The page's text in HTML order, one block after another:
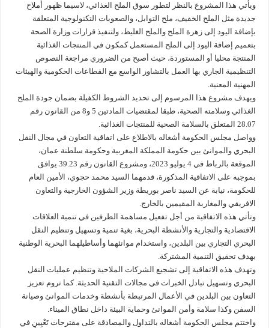
ويأتي هذا المشروع بالنظر لتطور سوق الملح الغذائي، لاسيما ظهور أملاح
جديدة مثل الملح الخفيف، ملح التوابل، والصعوبات التكنولوجية المتعلقة
بإضافة اليود إلى زهرة الملح والملح الغليظ، ولتنفيذ قرارات وزارة الصحة
بتعميم إضافة اليود إلى الملح المستعمل كمكون في المنتجات الغذائية
المنتجة محليا أو المستوردة، حيث أصبح من الضروري مراجعة النصوص
التنظيمية الجاري بها العمل بالتشاور الواسع مع القطاعات الحكومية والهيئات
المهنية المعنية.
ويهدف مشروع هذا المرسوم إلى تحديد الشروط الكفيلة بضمان جودة الملح
الغذائي وسلامته الصحية، طبقا لمقتضيات المادتين 5 و8 من القانون رقم
28.07 المتعلق بالسلامة الصحية للمنتجات الغذائية.
وواصل مجلس الحكومة أشغاله بالاطلاع على اتفاقية التعاون في مجال النقل
البحري والموانئ بين حكومة المملكة المغربية وحكومة سلطنة عمان،
الموقعة بالرباط في 4 يوليو 2023، ومشروع القانون رقم 39.23 يوافق
بموجبه على الاتفاقية المذكورة، قدمهما السيد محمد حجوي، الأمين العام
للحكومة، نيابة عن السيد ناصر بوريطة وزير الشؤون الخارجية والتعاون
الافريقي والمغاربة المقيمين بالخارج.
وتأتي هذه الاتفاقية من أجل تفعيل مساهمة الطرفين في تنمية العلاقات
الاقتصادية والتجارية والأنشطة البحرية، بغية تنمية وتسهيل وتنظيم النقل
البحري التجاري بين البلدين، واستخدام موانئهما وأساطيلهما البحرية الوطنية
بهدف تحقيق التنمية المشتركة.
وتهدف هذه الاتفاقية إلى تشجيع الشركات الملاحية وتنظيم عمليات النقل
البحري وتسهيل تبادل الخبرات في مجالات التقنية الحديثة. كما تروم تعزيز
التعاون بين البلدين في الأعمال المرتبطة بأنشطة وخدمات الموانئ وصيانة
السفن وكذا سلامة وأمن الموانئ وحماية البيئة داخل نطاق الميناء.
واختتم مجلس الحكومة أشغاله بالتداول والمصادقة على مقترحات تَعْيِينٍ في